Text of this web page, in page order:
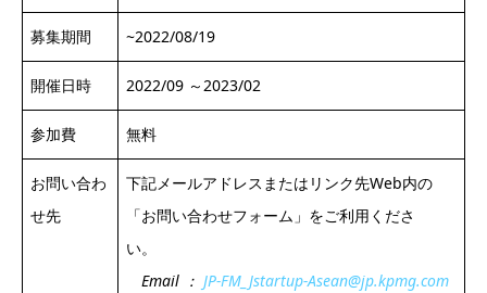
募集期間 ~2022/08/19
開催日時 2022/09 ～2023/02
参加費 無料
お問い合わ
せ先
下記メールアドレスまたはリンク先Web内の
「お問い合わせフォーム」をご利用くださ
い。
Email ： JP-FM_Jstartup-Asean@jp.kpmg.com